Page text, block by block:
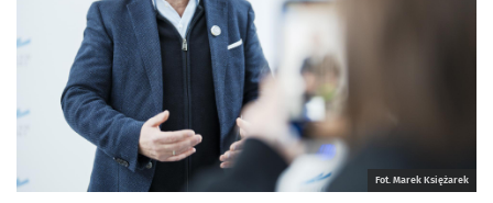
Fot. Marek Księżarek